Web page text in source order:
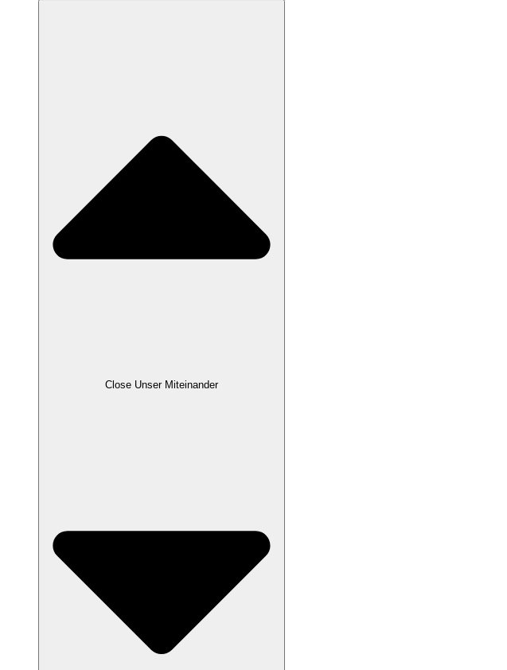
Close Unser Miteinander